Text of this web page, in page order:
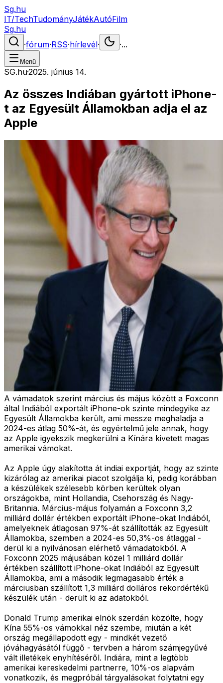
Sg.hu
IT/TechTudományJátékAutóFilm
Sg.hu
·fórum·RSS·hírlevél· ·...
Menü
SG.hu·2025. június 14.
Az összes Indiában gyártott iPhone-
t az Egyesült Államokban adja el az
Apple
A vámadatok szerint március és május között a Foxconn
által Indiából exportált iPhone-ok szinte mindegyike az
Egyesült Államokba került, ami messze meghaladja a
2024-es átlag 50%-át, és egyértelmű jele annak, hogy
az Apple igyekszik megkerülni a Kínára kivetett magas
amerikai vámokat.
Az Apple úgy alakította át indiai exportját, hogy az szinte
kizárólag az amerikai piacot szolgálja ki, pedig korábban
a készülékek szélesebb körben kerültek olyan
országokba, mint Hollandia, Csehország és Nagy-
Britannia. Március-május folyamán a Foxconn 3,2
milliárd dollár értékben exportált iPhone-okat Indiából,
amelyeknek átlagosan 97%-át szállították az Egyesült
Államokba, szemben a 2024-es 50,3%-os átlaggal -
derül ki a nyilvánosan elérhető vámadatokból. A
Foxconn 2025 májusában közel 1 milliárd dollár
értékben szállított iPhone-okat Indiából az Egyesült
Államokba, ami a második legmagasabb érték a
márciusban szállított 1,3 milliárd dolláros rekordértékű
készülék után - derült ki az adatokból.
Donald Trump amerikai elnök szerdán közölte, hogy
Kína 55%-os vámokkal néz szembe, miután a két
ország megállapodott egy - mindkét vezető
jóváhagyásától függő - tervben a három számjegyűvé
vált illetékek enyhítéséről. Indiára, mint a legtöbb
amerikai kereskedelmi partnerre, 10%-os alapvám
vonatkozik, és megpróbál tárgyalásokat folytatni egy